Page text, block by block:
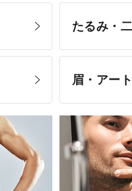
たるみ・
眉・アー